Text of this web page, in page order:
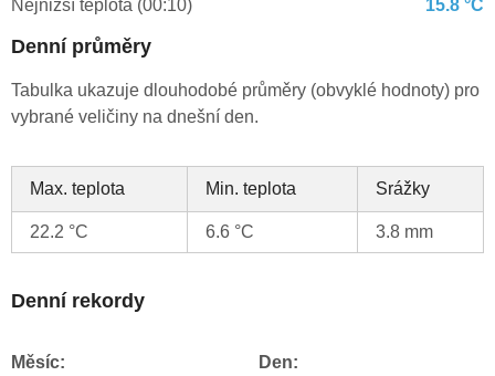
Nejnižší teplota (00:10) 15.8 °C
Denní průměry
Tabulka ukazuje dlouhodobé průměry (obvyklé hodnoty) pro
vybrané veličiny na dnešní den.
Max. teplota Min. teplota Srážky
22.2 °C 6.6 °C 3.8 mm
Denní rekordy
Měsíc: Den: